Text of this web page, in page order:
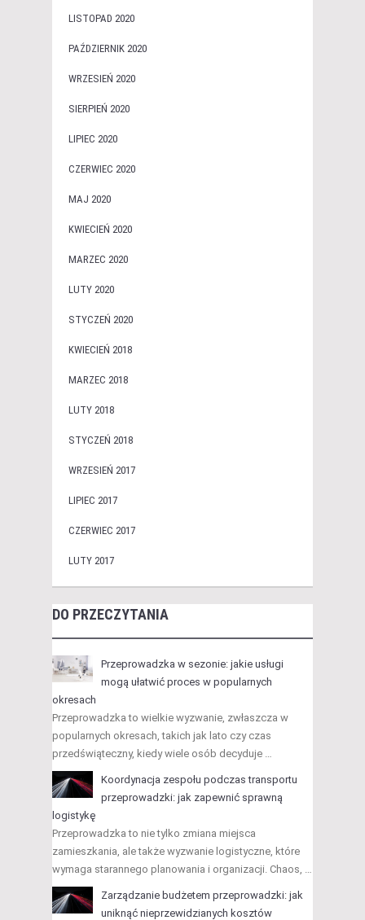
LISTOPAD 2020
PAŹDZIERNIK 2020
WRZESIEŃ 2020
SIERPIEŃ 2020
LIPIEC 2020
CZERWIEC 2020
MAJ 2020
KWIECIEŃ 2020
MARZEC 2020
LUTY 2020
STYCZEŃ 2020
KWIECIEŃ 2018
MARZEC 2018
LUTY 2018
STYCZEŃ 2018
WRZESIEŃ 2017
LIPIEC 2017
CZERWIEC 2017
LUTY 2017
DO PRZECZYTANIA
Przeprowadzka w sezonie: jakie usługi
mogą ułatwić proces w popularnych
okresach
Przeprowadzka to wielkie wyzwanie, zwłaszcza w
popularnych okresach, takich jak lato czy czas
przedświąteczny, kiedy wiele osób decyduje …
Koordynacja zespołu podczas transportu
przeprowadzki: jak zapewnić sprawną
logistykę
Przeprowadzka to nie tylko zmiana miejsca
zamieszkania, ale także wyzwanie logistyczne, które
wymaga starannego planowania i organizacji. Chaos, …
Zarządzanie budżetem przeprowadzki: jak
uniknąć nieprzewidzianych kosztów